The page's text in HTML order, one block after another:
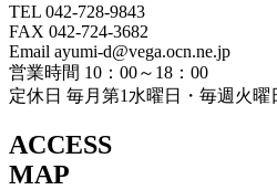
TEL 042-728-9843
FAX 042-724-3682
Email ayumi-d@vega.ocn.ne.jp
営業時間 10：00～18：00
定休日 毎月第1水曜日・毎週火曜
ACCESS
MAP